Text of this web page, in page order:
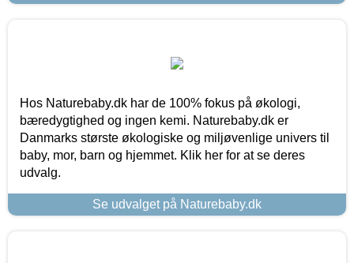
Hos Naturebaby.dk har de 100% fokus på økologi,
bæredygtighed og ingen kemi. Naturebaby.dk er
Danmarks største økologiske og miljøvenlige univers til
baby, mor, barn og hjemmet. Klik her for at se deres
udvalg.
Se udvalget på Naturebaby.dk